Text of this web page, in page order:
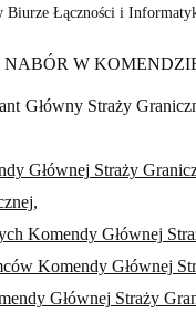
Łączności i
NABÓR W
Główny Straży
Głównej Straży
,
Komendy Głównej
Komendy Głównej
Głównej Straży